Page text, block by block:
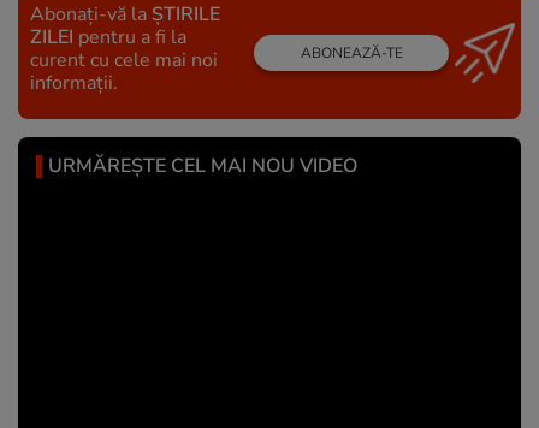
Abonați-vă la ȘTIRILE
ZILEI pentru a fi la
curent cu cele mai noi
informații.
ABONEAZĂ-TE
URMĂREȘTE CEL MAI NOU VIDEO